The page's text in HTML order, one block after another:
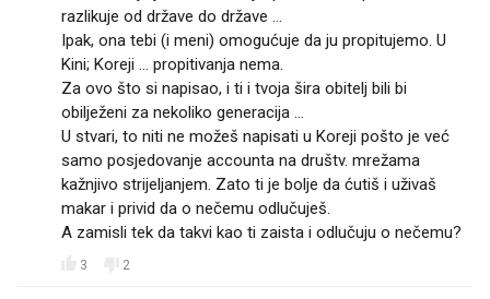
razlikuje od države do države ...
Ipak, ona tebi (i meni) omogućuje da ju propitujemo. U
Kini; Koreji ... propitivanja nema.
Za ovo što si napisao, i ti i tvoja šira obitelj bili bi
obilježeni za nekoliko generacija ...
U stvari, to niti ne možeš napisati u Koreji pošto je već
samo posjedovanje accounta na društv. mrežama
kažnjivo strijeljanjem. Zato ti je bolje da ćutiš i uživaš
makar i privid da o nečemu odlučuješ.
A zamisli tek da takvi kao ti zaista i odlučuju o nečemu?
3 2